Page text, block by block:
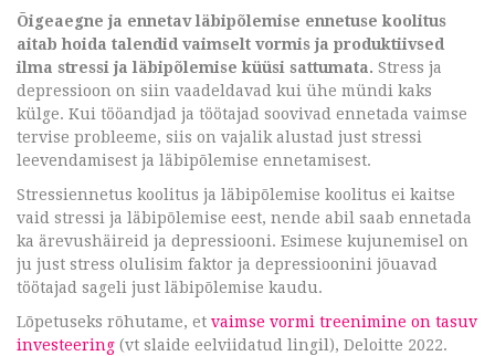
Õigeaegne ja ennetav läbipõlemise ennetuse koolitus
aitab hoida talendid vaimselt vormis ja produktiivsed
ilma stressi ja läbipõlemise küüsi sattumata. Stress ja
depressioon on siin vaadeldavad kui ühe mündi kaks
külge. Kui tööandjad ja töötajad soovivad ennetada vaimse
tervise probleeme, siis on vajalik alustad just stressi
leevendamisest ja läbipõlemise ennetamisest.
Stressiennetus koolitus ja läbipõlemise koolitus ei kaitse
vaid stressi ja läbipõlemise eest, nende abil saab ennetada
ka ärevushäireid ja depressiooni. Esimese kujunemisel on
ju just stress olulisim faktor ja depressioonini jõuavad
töötajad sageli just läbipõlemise kaudu.
Lõpetuseks rõhutame, et vaimse vormi treenimine on tasuv
investeering (vt slaide eelviidatud lingil), Deloitte 2022.